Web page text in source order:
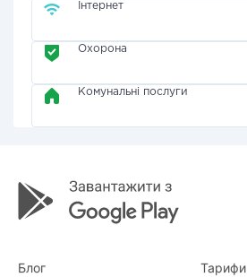
Інтернет
Охорона
Комунальні послуги
Блог Тарифи